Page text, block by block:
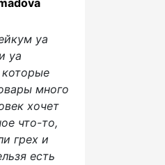
уа
уа
которые
много
хочет
что-то,
грех и
есть